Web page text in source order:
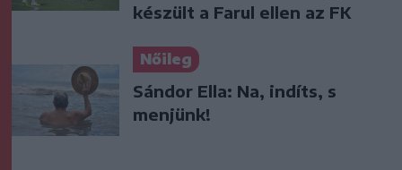
készült a Farul ellen az FK
Nőileg
Sándor Ella: Na, indíts, s
menjünk!